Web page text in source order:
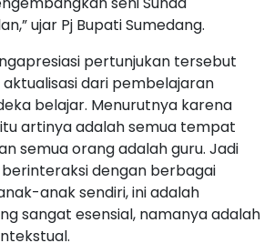
ujar Pj Bupati Sumedang.
pertunjukan tersebut
dari pembelajaran
belajar. Menurutnya karena
artinya adalah semua tempat
semua orang adalah guru. Jadi
dengan berbagai
anak sendiri, ini adalah
sangat esensial, namanya adalah